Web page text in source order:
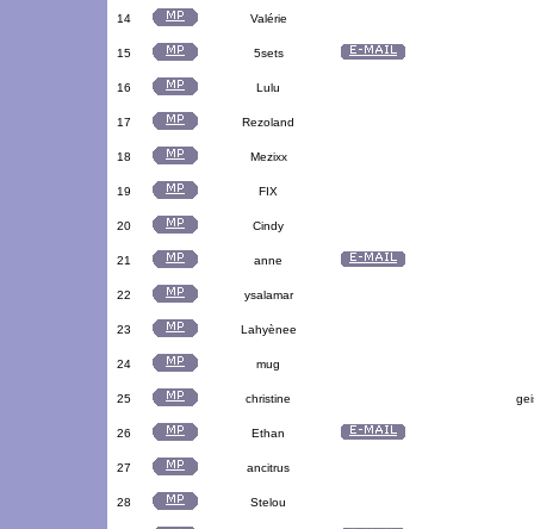
14 Valérie
15 5sets
16 Lulu
17 Rezoland
18 Mezixx
19 FIX
20 Cindy
21 anne
22 ysalamar
23 Lahyènee
24 mug
25 christine
26 Ethan
27 ancitrus
28 Stelou